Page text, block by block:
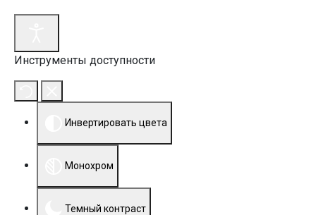
Инструменты доступности
Инвертировать цвета
Монохром
Темный контраст